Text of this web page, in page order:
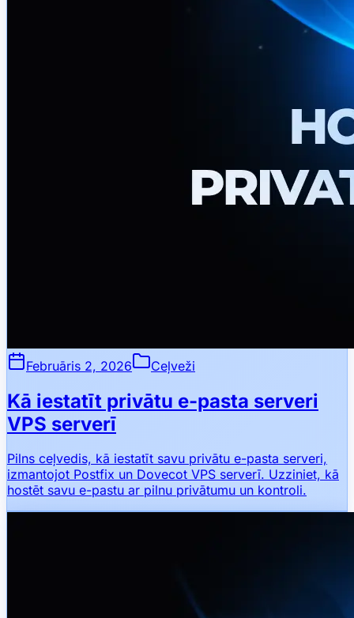
Februāris 2, 2026 Ceļveži
Kā iestatīt privātu e-pasta serveri
VPS serverī
Pilns ceļvedis, kā iestatīt savu privātu e-pasta serveri,
izmantojot Postfix un Dovecot VPS serverī. Uzziniet, kā
hostēt savu e-pastu ar pilnu privātumu un kontroli.